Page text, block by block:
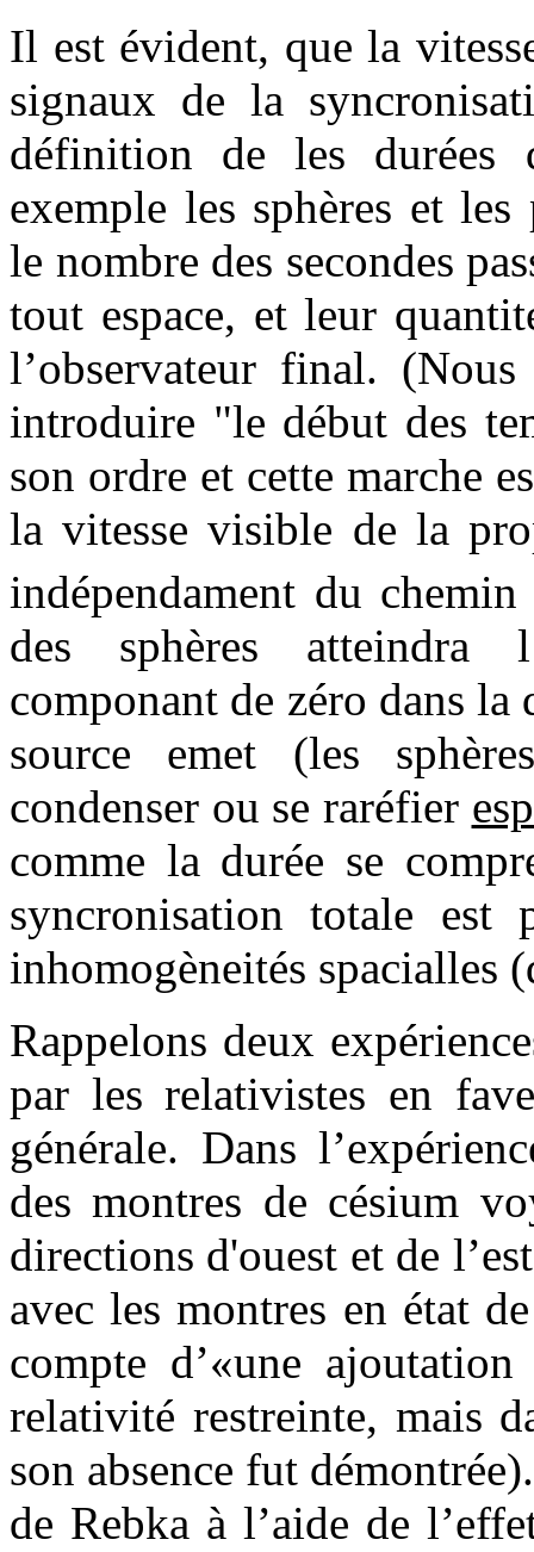
Il est évident, que la
signaux de la
définition de les durées
exemple les sphères et
le nombre des secondes
tout espace, et leur
l’observateur final.
introduire "le début des
son ordre et cette marche
la vitesse visible de la
indépendament du
des sphères atteindra
componant de zéro dans
source emet (les
condenser ou se raréfier
comme la durée se
syncronisation totale est
inhomogèneités spacialles
Rappelons deux
par les relativistes en
générale. Dans
des montres de césium
directions d'ouest et de
avec les montres en état
compte d’«une
relativité restreinte, mais
son absence fut
de Rebka à l’aide de